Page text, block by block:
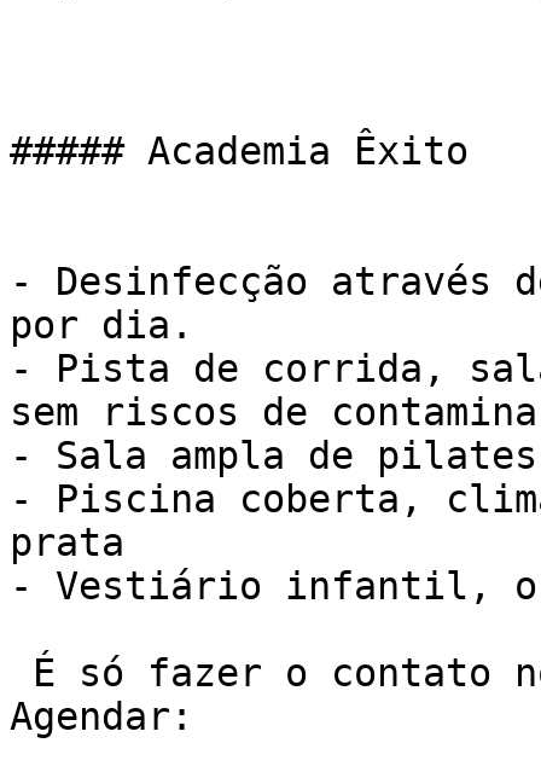
##### Academia Êxito
- Desinfecção
por dia.
- Pista de corrida,
sem riscos de
- Sala ampla de pilates
- Piscina coberta,
prata
- Vestiário infantil, o
Agendar: